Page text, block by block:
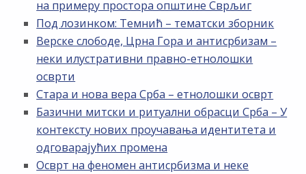
на примеру простора општине Сврљиг
Под лозинком: Темнић – тематски зборник
Верске слободе, Црна Гора и антисрбизам –
неки илустративни правно-етнолошки
осврти
Стара и нова вера Срба – етнолошки осврт
Базични митски и ритуални обрасци Срба – У
контексту нових проучавања идентитета и
одговарајућих промена
Осврт на феномен антисрбизма и неке